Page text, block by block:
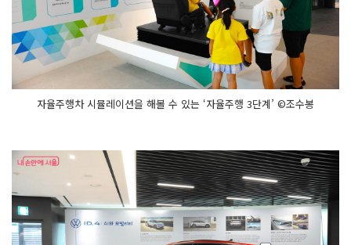
자율주행차 시뮬레이션을 해볼 수 있는 ‘자율주행 3단계’ ©조수봉